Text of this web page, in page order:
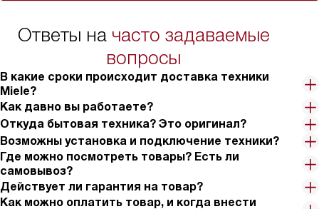
Ответы на часто задаваемые
вопросы
В какие сроки происходит доставка техники
Miele?
Как давно вы работаете?
Откуда бытовая техника? Это оригинал?
Возможны установка и подключение техники?
Где можно посмотреть товары? Есть ли
самовывоз?
Действует ли гарантия на товар?
Как можно оплатить товар, и когда внести